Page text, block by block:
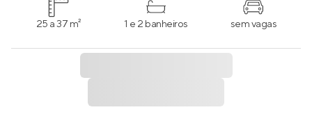
25 a 37 m² 1 e 2 banheiros sem vagas